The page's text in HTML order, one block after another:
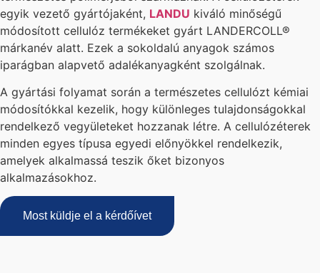
egyik vezető gyártójaként, LANDU kiváló minőségű
módosított cellulóz termékeket gyárt LANDERCOLL®
márkanév alatt. Ezek a sokoldalú anyagok számos
iparágban alapvető adalékanyagként szolgálnak.
A gyártási folyamat során a természetes cellulózt kémiai
módosítókkal kezelik, hogy különleges tulajdonságokkal
rendelkező vegyületeket hozzanak létre. A cellulózéterek
minden egyes típusa egyedi előnyökkel rendelkezik,
amelyek alkalmassá teszik őket bizonyos
alkalmazásokhoz.
Most küldje el a kérdőívet